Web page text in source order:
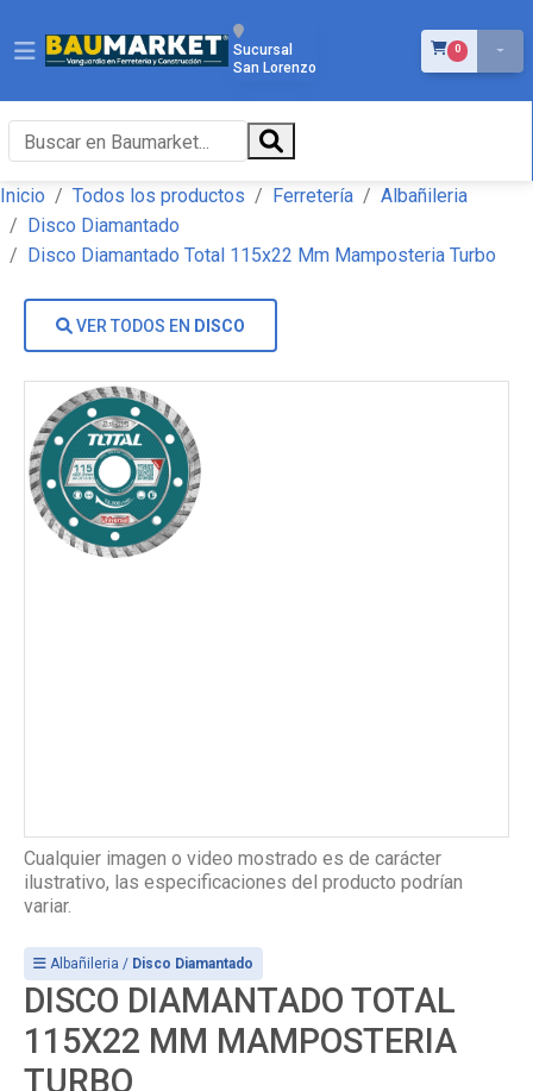
Sucursal
San Lorenzo
0ÍTEMS EN EL
Inicio Todos los productos Ferretería
Albañileria
Disco Diamantado
Disco Diamantado Total 115x22 Mm Mamposteria Turbo
VER TODOS EN DISCO
Cualquier imagen o video mostrado es de carácter
ilustrativo, las especificaciones del producto podrían
variar.
Albañileria / Disco Diamantado
DISCO DIAMANTADO TOTAL
115X22 MM MAMPOSTERIA
TURBO